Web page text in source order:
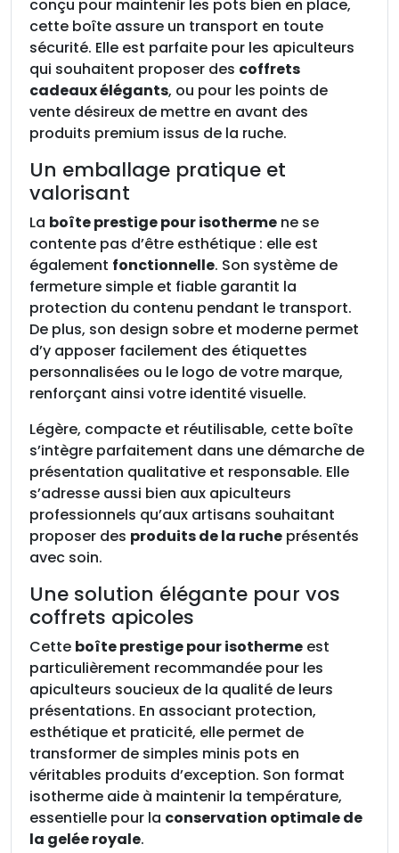
conçu pour maintenir les pots bien en place,
cette boîte assure un transport en toute
sécurité. Elle est parfaite pour les apiculteurs
qui souhaitent proposer des coffrets
cadeaux élégants, ou pour les points de
vente désireux de mettre en avant des
produits premium issus de la ruche.
Un emballage pratique et
valorisant
La boîte prestige pour isotherme ne se
contente pas d’être esthétique : elle est
également fonctionnelle. Son système de
fermeture simple et fiable garantit la
protection du contenu pendant le transport.
De plus, son design sobre et moderne permet
d’y apposer facilement des étiquettes
personnalisées ou le logo de votre marque,
renforçant ainsi votre identité visuelle.
Légère, compacte et réutilisable, cette boîte
s’intègre parfaitement dans une démarche de
présentation qualitative et responsable. Elle
s’adresse aussi bien aux apiculteurs
professionnels qu’aux artisans souhaitant
proposer des produits de la ruche présentés
avec soin.
Une solution élégante pour vos
coffrets apicoles
Cette boîte prestige pour isotherme est
particulièrement recommandée pour les
apiculteurs soucieux de la qualité de leurs
présentations. En associant protection,
esthétique et praticité, elle permet de
transformer de simples minis pots en
véritables produits d’exception. Son format
isotherme aide à maintenir la température,
essentielle pour la conservation optimale de
la gelée royale.